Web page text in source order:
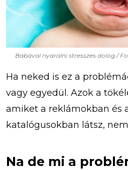
Babával nyaralni stresszes dolog /
Ha neked is ez a
vagy egyedül. Azok a
amiket a reklámokban és
katalógusokban látsz,
Na de mi a